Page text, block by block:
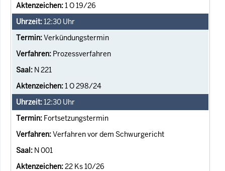
1 O 19/26
12:30 Uhr
Verkündungstermin
Prozessverfahren
N 221
1 O 298/24
12:30 Uhr
Fortsetzungstermin
Verfahren vor dem Schwurgericht
N 001
22 Ks 10/26